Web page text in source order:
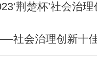
荆楚杯’社会治
社会治理创新十